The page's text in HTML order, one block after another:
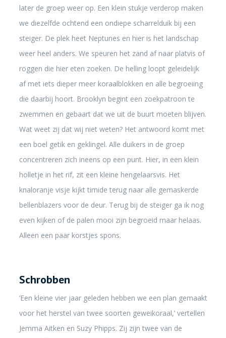
later de groep weer op. Een klein stukje verderop maken
we diezelfde ochtend een ondiepe scharrelduik bij een
steiger. De plek heet Neptunes en hier is het landschap
weer heel anders. We speuren het zand af naar platvis of
roggen die hier eten zoeken. De helling loopt geleidelijk
af met iets dieper meer koraalblokken en alle begroeiing
die daarbij hoort. Brooklyn begint een zoekpatroon te
zwemmen en gebaart dat we uit de buurt moeten blijven.
Wat weet zij dat wij niet weten? Het antwoord komt met
een boel getik en geklingel. Alle duikers in de groep
concentreren zich ineens op een punt. Hier, in een klein
holletje in het rif, zit een kleine hengelaarsvis. Het
knaloranje visje kijkt timide terug naar alle gemaskerde
bellenblazers voor de deur. Terug bij de steiger ga ik nog
even kijken of de palen mooi zijn begroeid maar helaas.
Alleen een paar korstjes spons.
Schrobben
‘Een kleine vier jaar geleden hebben we een plan gemaakt
voor het herstel van twee soorten geweikoraal,’ vertellen
Jemma Aitken en Suzy Phipps. Zij zijn twee van de